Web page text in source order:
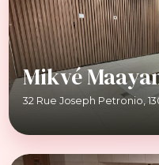
Mikvé
32 Rue Joseph Petronio,